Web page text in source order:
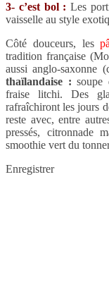
3- c’est bol : Les
vaisselle au style
Côté douceurs, les
tradition française
aussi anglo-saxonne
thaïlandaise : soupe
fraise litchi. Des
rafraîchiront les jours
reste avec, entre
pressés, citronnade
smoothie vert du
Enregistrer